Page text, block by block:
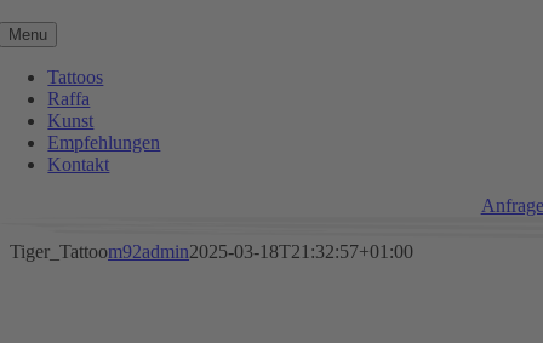
Menu
Tattoos
Raffa
Kunst
Empfehlungen
Kontakt
Anfrage
Tiger_Tattoom92admin2025-03-18T21:32:57+01:00